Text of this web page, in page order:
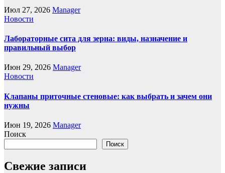
Июл 27, 2026 Manager
Новости
Лабораторные сита для зерна: виды, назначение и
правильный выбор
Июн 29, 2026 Manager
Новости
Клапаны приточные стеновые: как выбрать и зачем они
нужны
Июн 19, 2026 Manager
Поиск
Поиск
Свежие записи